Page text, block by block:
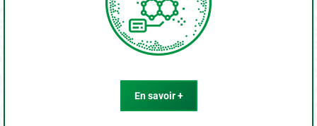
En savoir +